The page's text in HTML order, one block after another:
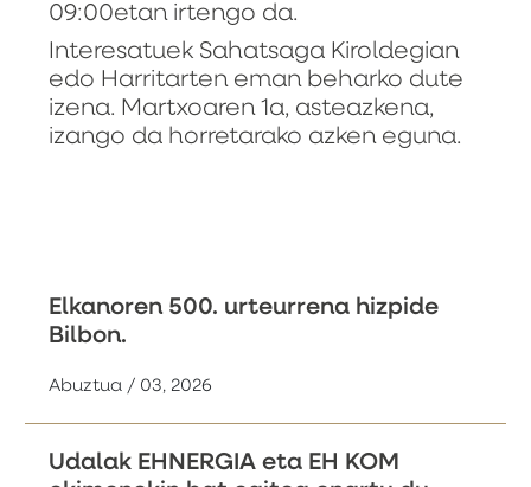
09:00etan irtengo da.
Interesatuek Sahatsaga Kiroldegian
edo Harritarten eman beharko dute
izena. Martxoaren 1a, asteazkena,
izango da horretarako azken eguna.
Elkanoren 500. urteurrena hizpide
Bilbon.
Abuztua / 03, 2026
Udalak EHNERGIA eta EH KOM